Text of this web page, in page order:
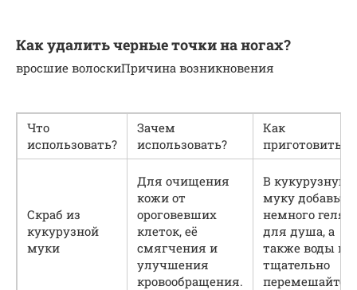
Как удалить черные точки на ногах?
вросшие волоскиПричина возникновения
Что
использовать?
Зачем
использовать?
Как
приготовить?
Скраб из
кукурузной
муки
Для очищения
кожи от
ороговевших
клеток, её
смягчения и
улучшения
кровообращения.
В кукурузную
муку добавьте
немного геля
для душа, а
также воды и
тщательно
перемешайте.